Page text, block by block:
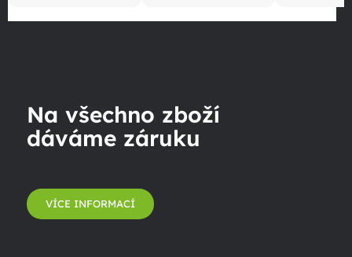
Na všechno zboží
dáváme záruku
VÍCE INFORMACÍ